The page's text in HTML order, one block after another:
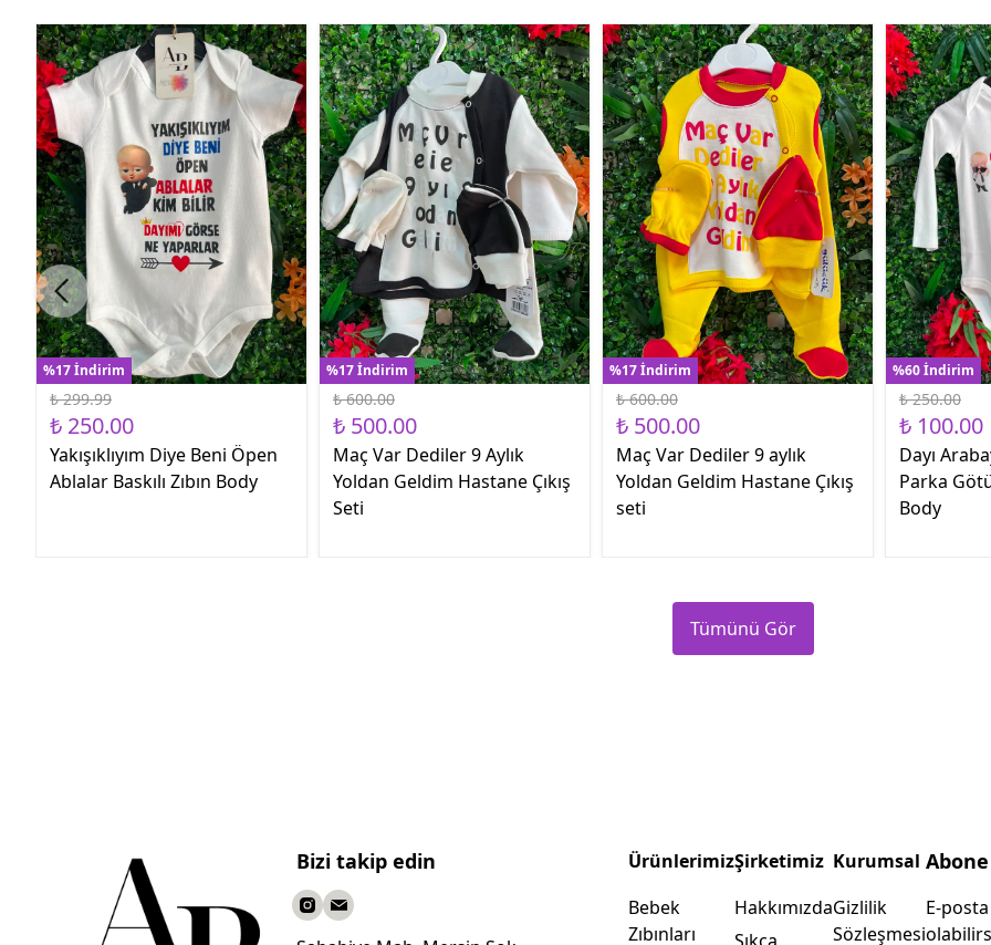
%17 İndirim
₺ 299.99
₺ 250.00
Yakışıklıyım Diye Beni Öpen
Ablalar Baskılı Zıbın Body
%17 İndirim
₺ 600.00
₺ 500.00
Maç Var Dediler 9 Aylık
Yoldan Geldim Hastane Çıkış
Seti
%17 İndirim
₺ 600.00
₺ 500.00
Maç Var Dediler 9 aylık
Yoldan Geldim Hastane Çıkış
seti
%60 İndirim
₺ 250.00
₺ 100.00
Dayı
Parka
Body
Tümünü Gör
Bizi takip edin
Ürünlerimiz
Bebek
Zıbınları
Şirketimiz
Hakkımızda
Kurumsal
Gizlilik
Sözleşmesi
E-